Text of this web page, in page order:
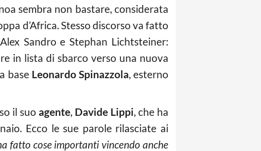
sembra non bastare, considerata
d’Africa. Stesso discorso va fatto
Sandro e Stephan Lichtsteiner:
in lista di sbarco verso una nuova
base Leonardo Spinazzola, esterno
il suo agente, Davide Lippi, che ha
Ecco le sue parole rilasciate ai
fatto cose importanti vincendo anche